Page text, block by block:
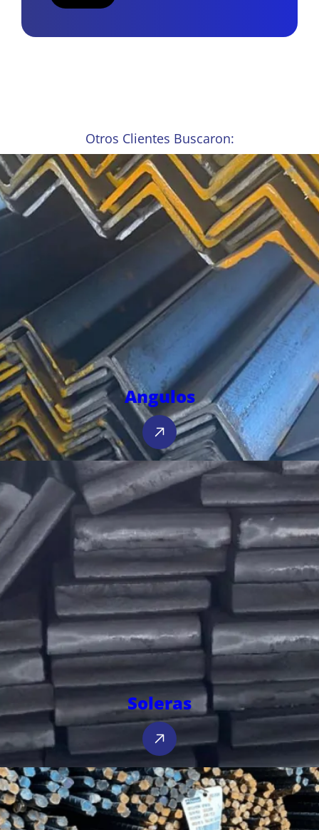
Otros Clientes Buscaron:
Angulos
Soleras